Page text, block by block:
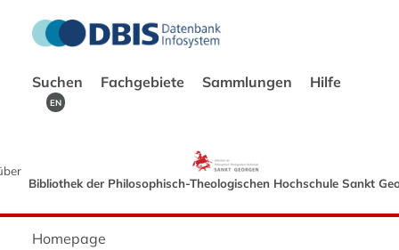
Suchen Fachgebiete Sammlungen Hilfe
EN
Bibliothek der Philosophisch-Theologischen Hochschule Sankt
Homepage